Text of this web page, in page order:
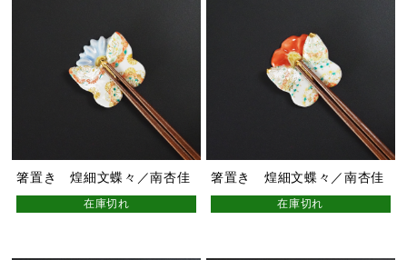
箸置き 煌細文蝶々／南杏佳
在庫切れ
箸置き 煌細文蝶々／南杏佳
在庫切れ